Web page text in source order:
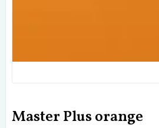
Master Plus orange